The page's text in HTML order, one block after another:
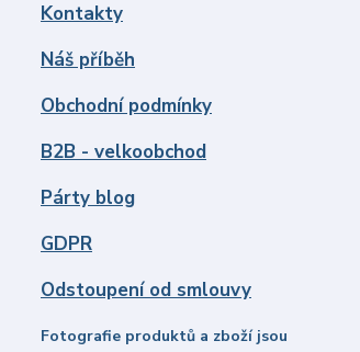
Kontakty
Náš příběh
Obchodní podmínky
B2B - velkoobchod
Párty blog
GDPR
Odstoupení od smlouvy
Fotografie produktů a zboží jsou